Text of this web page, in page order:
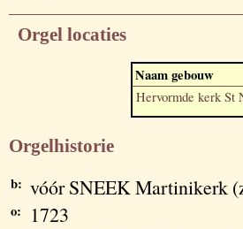
Orgel locaties
Naam gebouw
Hervormde kerk St
Orgelhistorie
b: vóór SNEEK Martinikerk
o: 1723